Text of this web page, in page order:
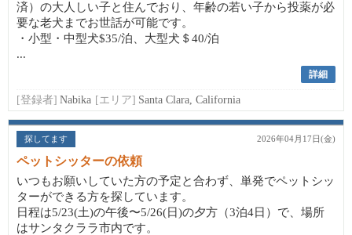
済）の大人しい子と住んでおり、年齢の若い子から投薬が必
要な老犬までお世話が可能です。
・小型・中型犬$35/泊、大型犬＄40/泊
...
詳細
[登録者] Nabika [エリア] Santa Clara, California
探してます 2026年04月17日(金)
ペットシッターの依頼
いつもお願いしていた方の予定と合わず、単発でペットシッ
ターができる方を探しています。
日程は5/23(土)の午後〜5/26(日)の夕方（3泊4日）で、場所
はサンタクララ市内です。